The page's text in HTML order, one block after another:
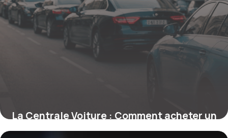
La Centrale Voiture : Comment acheter un
véhicule d’occasion en toute confiance